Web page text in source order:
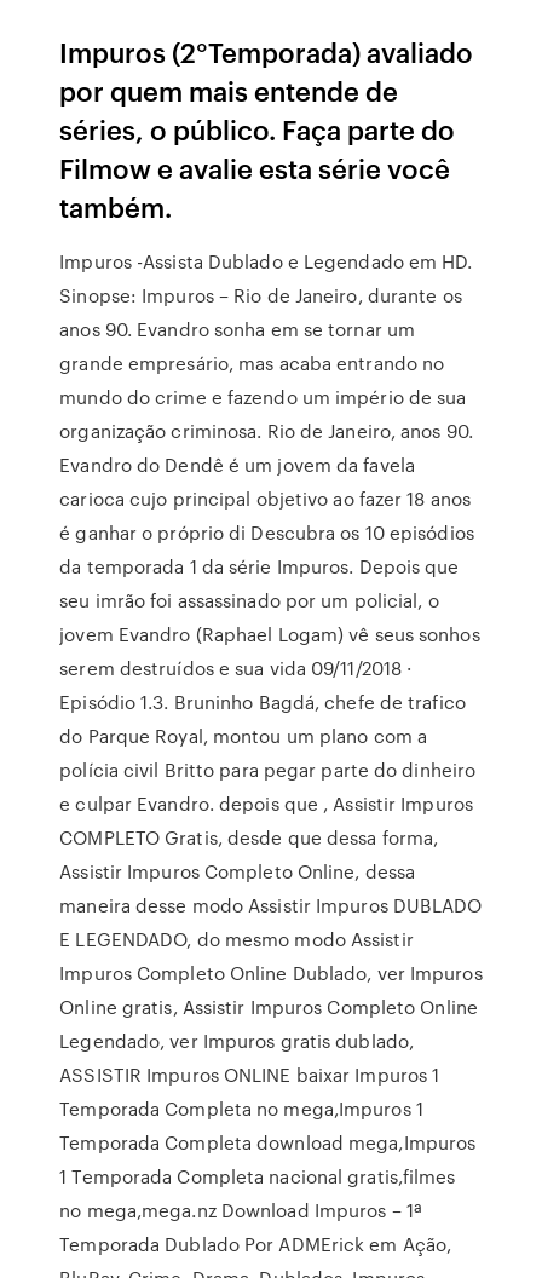
Impuros (2°Temporada) avaliado
por quem mais entende de
séries, o público. Faça parte do
Filmow e avalie esta série você
também.
Impuros -Assista Dublado e Legendado em HD.
Sinopse: Impuros – Rio de Janeiro, durante os
anos 90. Evandro sonha em se tornar um
grande empresário, mas acaba entrando no
mundo do crime e fazendo um império de sua
organização criminosa. Rio de Janeiro, anos 90.
Evandro do Dendê é um jovem da favela
carioca cujo principal objetivo ao fazer 18 anos
é ganhar o próprio di Descubra os 10 episódios
da temporada 1 da série Impuros. Depois que
seu imrão foi assassinado por um policial, o
jovem Evandro (Raphael Logam) vê seus sonhos
serem destruídos e sua vida 09/11/2018 ·
Episódio 1.3. Bruninho Bagdá, chefe de trafico
do Parque Royal, montou um plano com a
polícia civil Britto para pegar parte do dinheiro
e culpar Evandro. depois que , Assistir Impuros
COMPLETO Gratis, desde que dessa forma,
Assistir Impuros Completo Online, dessa
maneira desse modo Assistir Impuros DUBLADO
E LEGENDADO, do mesmo modo Assistir
Impuros Completo Online Dublado, ver Impuros
Online gratis, Assistir Impuros Completo Online
Legendado, ver Impuros gratis dublado,
ASSISTIR Impuros ONLINE baixar Impuros 1
Temporada Completa no mega,Impuros 1
Temporada Completa download mega,Impuros
1 Temporada Completa nacional gratis,filmes
no mega,mega.nz Download Impuros – 1ª
Temporada Dublado Por ADMErick em Ação,